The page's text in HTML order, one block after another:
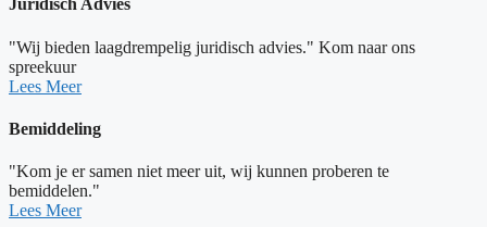
Juridisch Advies
"Wij bieden laagdrempelig juridisch advies." Kom naar ons
spreekuur
Lees Meer
Bemiddeling
"Kom je er samen niet meer uit, wij kunnen proberen te
bemiddelen."
Lees Meer